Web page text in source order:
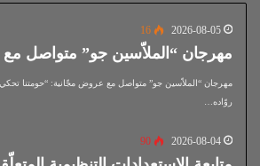
2026-08-05
16
مهرجان “الملاّسين جو” متواصل
مهرجان “الملاّسين جو” متواصل مع عروض مجّانية: “حومتنا
روّاده…
2026-08-04
90